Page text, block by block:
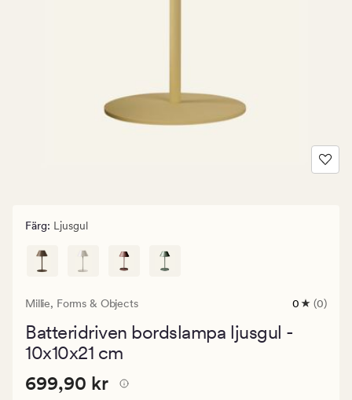
Färg: Ljusgul
Millie, Forms & Objects
0
med
0 (0)
Batteridriven bordslampa ljusgul -
10x10x21 cm
Pris
699,90
Pris 699,90 kr
699,90 kr